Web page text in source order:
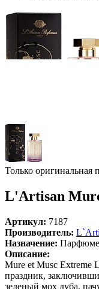
Только оригинальная
L'Artisan
Артикул: 7187
Производитель:
Назначение:
Описание:
Mure et Musc Extreme
праздник,
зеленый мох дуба,